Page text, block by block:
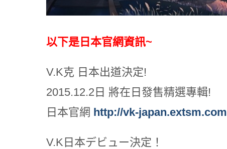
以下是日本官網資訊~
V.K克 日本出道決定!
2015.12.2日 將在日發售精選專輯!
日本官網 http://vk-japan.extsm.com
V.K日本デビュー決定！